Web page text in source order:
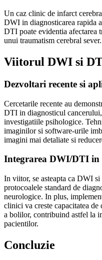
Un caz clinic de infarct
DWI in diagnosticarea rapida
DTI poate evidentia afectarea
unui traumatism cerebral sever.
Viitorul DWI si
Dezvoltari recente si
Cercetarile recente au
DTI in diagnosticul
investigatiile psihologice.
imaginilor si software-urile
imagini mai detaliate si
Integrarea DWI/DTI in
In viitor, se asteapta ca DWI
protocoalele standard de
neurologice. In plus,
clinici va creste capacitatea
a bolilor, contribuind astfel la
pacientilor.
Concluzie